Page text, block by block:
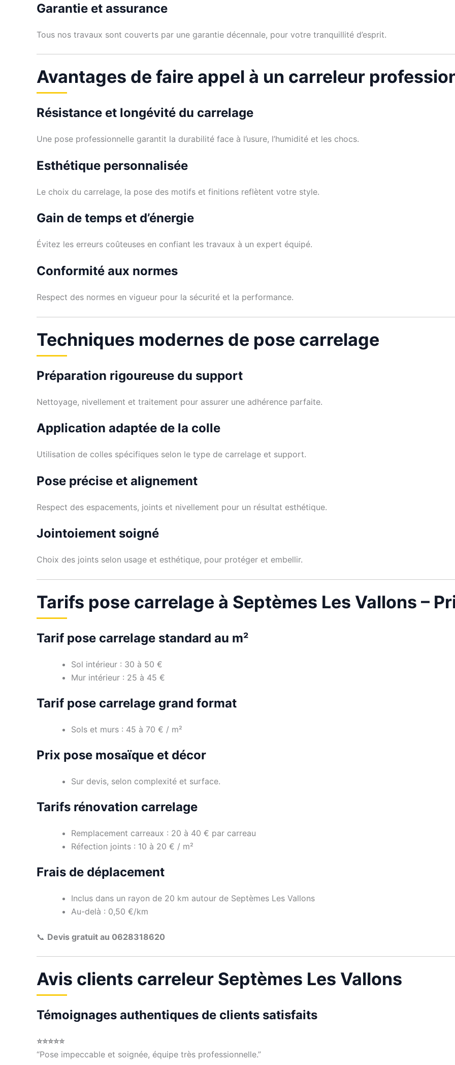
Garantie et assurance
Tous nos travaux sont couverts par une garantie décennale, pour votre tranquillité d’esprit.
Avantages de faire appel à un carreleur
Résistance et longévité du carrelage
Une pose professionnelle garantit la durabilité face à l’usure, l’humidité et les chocs.
Esthétique personnalisée
Le choix du carrelage, la pose des motifs et finitions reflètent votre style.
Gain de temps et d’énergie
Évitez les erreurs coûteuses en confiant les travaux à un expert équipé.
Conformité aux normes
Respect des normes en vigueur pour la sécurité et la performance.
Techniques modernes de pose carrelage
Préparation rigoureuse du support
Nettoyage, nivellement et traitement pour assurer une adhérence parfaite.
Application adaptée de la colle
Utilisation de colles spécifiques selon le type de carrelage et support.
Pose précise et alignement
Respect des espacements, joints et nivellement pour un résultat esthétique.
Jointoiement soigné
Choix des joints selon usage et esthétique, pour protéger et embellir.
Tarifs pose carrelage à Septèmes Les Vallons –
Tarif pose carrelage standard au m²
Sol intérieur : 30 à 50 €
Mur intérieur : 25 à 45 €
Tarif pose carrelage grand format
Sols et murs : 45 à 70 € / m²
Prix pose mosaïque et décor
Sur devis, selon complexité et surface.
Tarifs rénovation carrelage
Remplacement carreaux : 20 à 40 € par carreau
Réfection joints : 10 à 20 € / m²
Frais de déplacement
Inclus dans un rayon de 20 km autour de Septèmes Les Vallons
Au-delà : 0,50 €/km
📞 Devis gratuit au 0628318620
Avis clients carreleur Septèmes Les Vallons
Témoignages authentiques de clients satisfaits
⭐⭐⭐⭐⭐
“Pose impeccable et soignée, équipe très professionnelle.”